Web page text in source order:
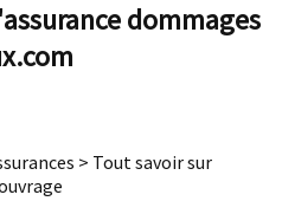
dommages
> Tout savoir sur